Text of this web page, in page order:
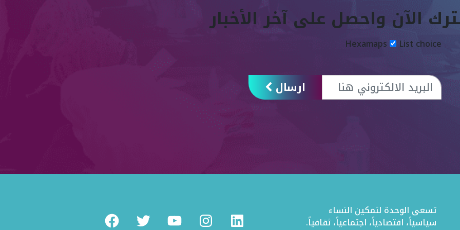
الآن واحصل على آخر الأخبار
List choice
Hexamaps
ارسال
تسعى الوحدة لتمكين النساء
سياسياً، اقتصادياً، اجتماعياً، ثقافياً. FacebookTwitterYoutubeInstagramLinkedin